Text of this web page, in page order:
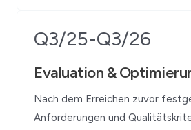
Q3/25-Q3/26
Evaluation &
Nach dem Erreichen zuvor
Anforderungen und